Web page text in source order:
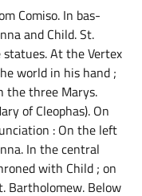
Comiso. In bas-
and Child. St.
statues. At the Vertex
world in his hand ;
the three Marys.
of Cleophas). On
: On the left
In the central
with Child ; on
Bartholomew. Below